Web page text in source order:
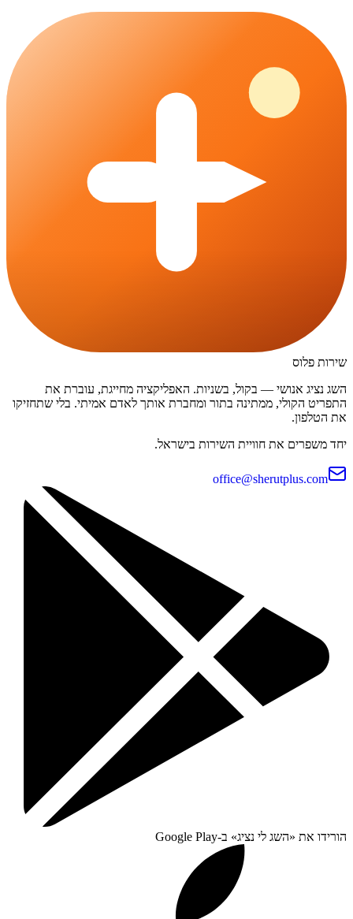
שירות פלוס
השג נציג אנושי — בקול, בשניות. האפליקציה מחייגת, עוברת את
התפריט הקולי, ממתינה בתור ומחברת אותך לאדם אמיתי. בלי שתחזיקו
את הטלפון.
יחד משפרים את חוויית השירות בישראל.
office@sherutplus.com
הורידו את «השג לי נציג» ב-Google Play